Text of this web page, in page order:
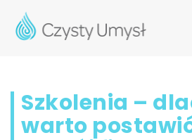
Szkolenia –
warto